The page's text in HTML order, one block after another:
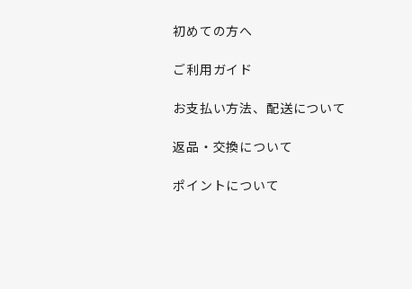
初めての方へ
ご利用ガイド
お支払い方法、配送について
返品・交換について
ポイントについて